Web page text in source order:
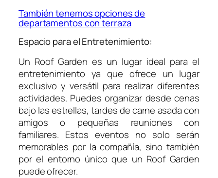
También tenemos opciones de
departamentos con terraza
Espacio para el Entretenimiento:
Un Roof Garden es un lugar ideal para el
entretenimiento ya que ofrece un lugar
exclusivo y versátil para realizar diferentes
actividades. Puedes organizar desde cenas
bajo las estrellas, tardes de carne asada con
amigos o pequeñas reuniones con
familiares. Estos eventos no solo serán
memorables por la compañía, sino también
por el entorno único que un Roof Garden
puede ofrecer.